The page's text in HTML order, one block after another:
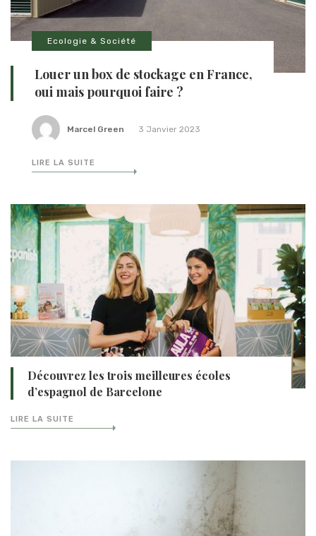
Ecologie & Société
Louer un box de stockage en France,
oui mais pourquoi faire ?
Marcel Green 3 Janvier 2023
LIRE LA SUITE
Découvrez les trois meilleures écoles
d’espagnol de Barcelone
LIRE LA SUITE